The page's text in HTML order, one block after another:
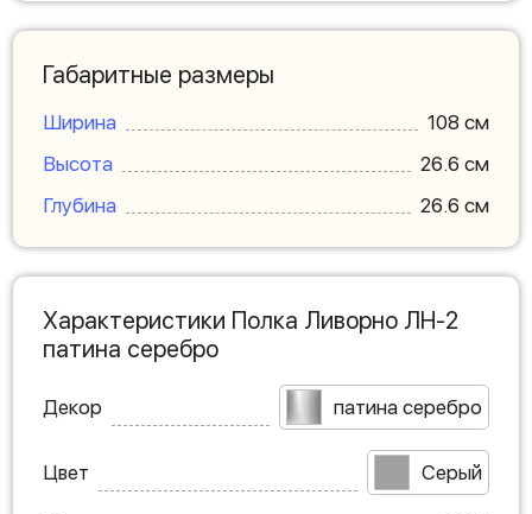
Габаритные размеры
Ширина
108 см
Высота
26.6 см
Глубина
26.6 см
Характеристики Полка Ливорно ЛН-2
патина серебро
Декор патина серебро
Цвет Серый